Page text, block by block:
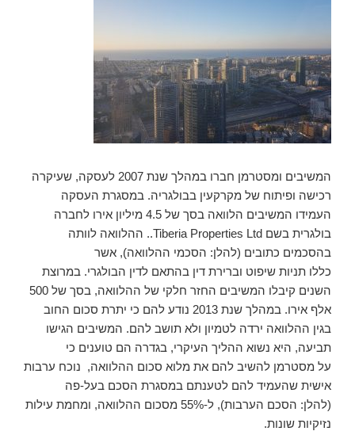
המשיבים ומסטרמן חברו במהלך שנת 2007 לעסקה, שעיקרה
רכישה ופיתוח של מקרקעין בבולגריה. במסגרת העסקה
העמידו המשיבים הלוואה בסך של 4.5 מיליון אירו לחברה
בולגרית בשם Tiberia Properties Ltd.. ההלוואה לוותה
בהסכמים כתובים (להלן: הסכמי ההלוואה), אשר
כללו תניות שיפוט וברירת דין בהתאם לדין הבולגרי. במרוצת
השנים קיבלו המשיבים החזר חלקי של ההלוואה, בסך של 500
אלף אירו. במהלך שנת 2013 נודע להם כי יתרת סכום החוב
בגין ההלוואה ירדה לטמיון ולא תושב להם. המשיבים הגישו
תביעה, היא נשוא ההליך העיקרי, בגדרה הם טוענים כי
על מסטרמן להשיב להם את מלוא סכום ההלוואה, נוכח ערבות
אישית שהעמיד להם לטענתם במסגרת הסכם בעל-פה
(להלן: הסכם הערבות), ל-55% מסכום ההלוואה, ומחמת עילות
נזיקיות שונות.